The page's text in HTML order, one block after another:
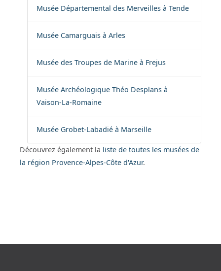
Musée Départemental des Merveilles à Tende
Musée Camarguais à Arles
Musée des Troupes de Marine à Frejus
Musée Archéologique Théo Desplans à
Vaison-La-Romaine
Musée Grobet-Labadié à Marseille
Découvrez également la liste de toutes les musées de
la région Provence-Alpes-Côte d'Azur.